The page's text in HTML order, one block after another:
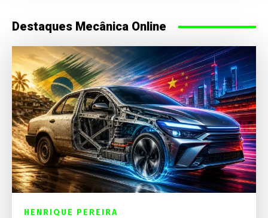
Destaques Mecânica Online
HENRIQUE PEREIRA